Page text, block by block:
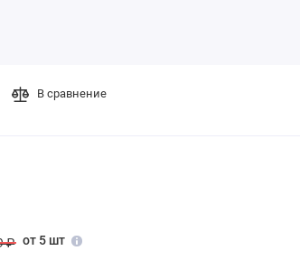
₽ от 5 шт
В сравнение